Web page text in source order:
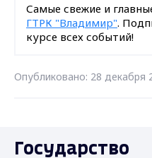
Самые свежие и
ГТРК "Владимир".
курсе всех событий!
Опубликовано: 28 декабря
Государство